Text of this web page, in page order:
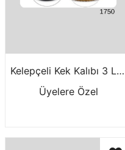
Kelepçeli Kek Kalıbı 3 Lü Yuvarlak 1750
Üyelere Özel